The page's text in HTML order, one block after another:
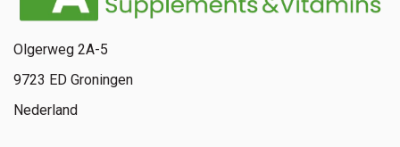
Olgerweg 2A-5
9723 ED Groningen
Nederland